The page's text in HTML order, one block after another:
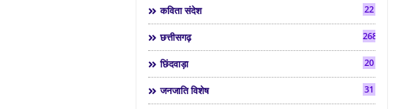
कविता संदेश 22
छत्तीसगढ़ 268
छिंदवाड़ा 20
जनजाति विशेष 31